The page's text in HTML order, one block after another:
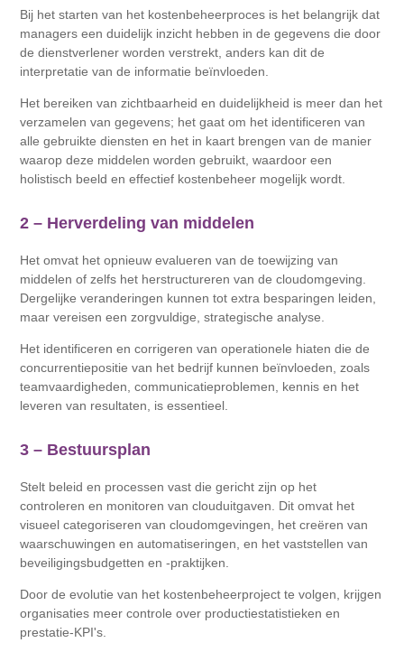
Bij het starten van het kostenbeheerproces is het belangrijk dat
managers een duidelijk inzicht hebben in de gegevens die door
de dienstverlener worden verstrekt, anders kan dit de
interpretatie van de informatie beïnvloeden.
Het bereiken van zichtbaarheid en duidelijkheid is meer dan het
verzamelen van gegevens; het gaat om het identificeren van
alle gebruikte diensten en het in kaart brengen van de manier
waarop deze middelen worden gebruikt, waardoor een
holistisch beeld en effectief kostenbeheer mogelijk wordt.
2 – Herverdeling van middelen
Het omvat het opnieuw evalueren van de toewijzing van
middelen of zelfs het herstructureren van de cloudomgeving.
Dergelijke veranderingen kunnen tot extra besparingen leiden,
maar vereisen een zorgvuldige, strategische analyse.
Het identificeren en corrigeren van operationele hiaten die de
concurrentiepositie van het bedrijf kunnen beïnvloeden, zoals
teamvaardigheden, communicatieproblemen, kennis en het
leveren van resultaten, is essentieel.
3 – Bestuursplan
Stelt beleid en processen vast die gericht zijn op het
controleren en monitoren van clouduitgaven. Dit omvat het
visueel categoriseren van cloudomgevingen, het creëren van
waarschuwingen en automatiseringen, en het vaststellen van
beveiligingsbudgetten en -praktijken.
Door de evolutie van het kostenbeheerproject te volgen, krijgen
organisaties meer controle over productiestatistieken en
prestatie-KPI's.